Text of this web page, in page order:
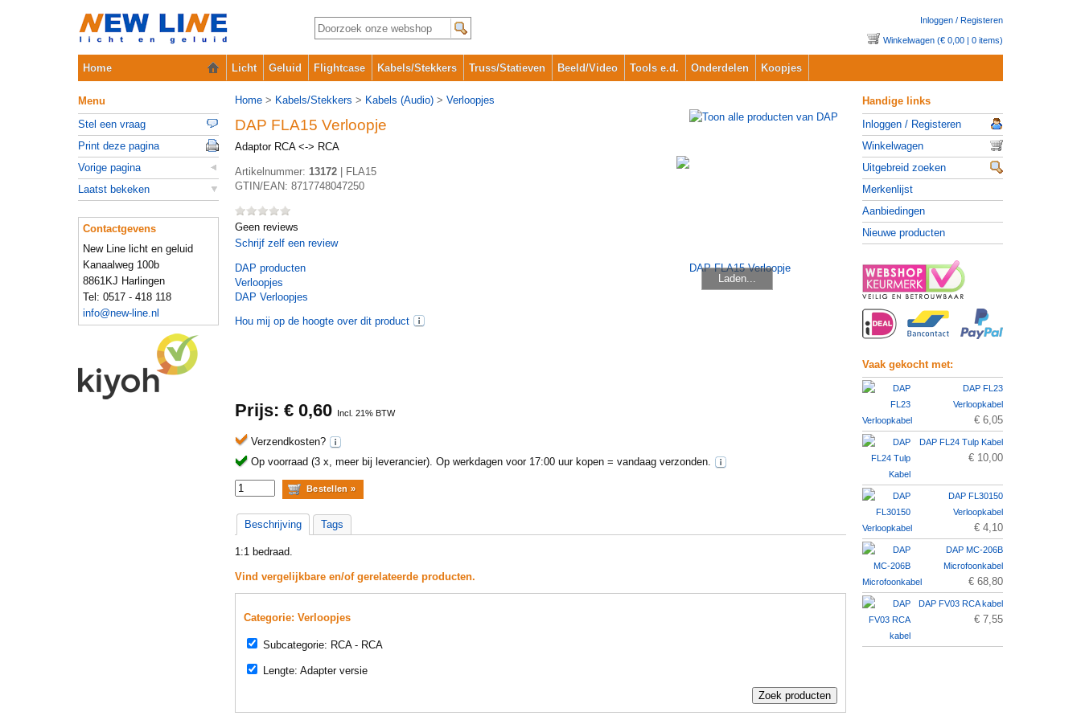
Inloggen / Registeren
Winkelwagen (€ 0,00 | 0 items)
Home Licht Geluid Flightcase Kabels/Stekkers Truss/Statieven Beeld/Video Tools e.d. Onderdelen Koopjes
Home > Kabels/Stekkers > Kabels (Audio) > Verloopjes
DAP FLA15 Verloopje
Adaptor RCA <-> RCA
Laden...
Artikelnummer: 13172
FLA15
GTIN/EAN: 8717748047250
Geen reviews
Schrijf zelf een review
DAP producten
Verloopjes
DAP Verloopjes
Hou mij op de hoogte over dit product
Prijs: € 0,60 Incl. 21% BTW
Verzendkosten?
Op voorraad (3 x, meer bij leverancier). Op werkdagen voor 17:00 uur kopen = vandaag verzonden.
Beschrijving Tags
1:1 bedraad.
Vind vergelijkbare en/of gerelateerde producten.
Categorie: Verloopjes
Subcategorie: RCA - RCA
Lengte: Adapter versie
Menu
Stel een vraag
Print deze pagina
Vorige pagina
Laatst bekeken
Contactgevens
New Line licht en geluid
Kanaalweg 100b
8861KJ Harlingen
Tel: 0517 - 418 118
info@new-line.nl
Handige links
Inloggen / Registeren
Winkelwagen
Uitgebreid zoeken
Merkenlijst
Aanbiedingen
Nieuwe producten
Vaak gekocht met:
DAP FL23
Verloopkabel
€ 6,05
DAP FL24 Tulp Kabel
€ 10,00
DAP FL30150
Verloopkabel
€ 4,10
DAP MC-206B
Microfoonkabel
€ 68,80
DAP FV03 RCA kabel
€ 7,55